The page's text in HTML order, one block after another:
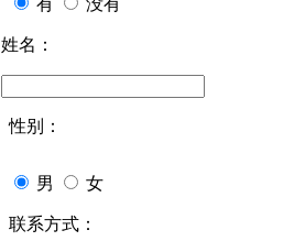
姓名：
性别：
男 女
联系方式：